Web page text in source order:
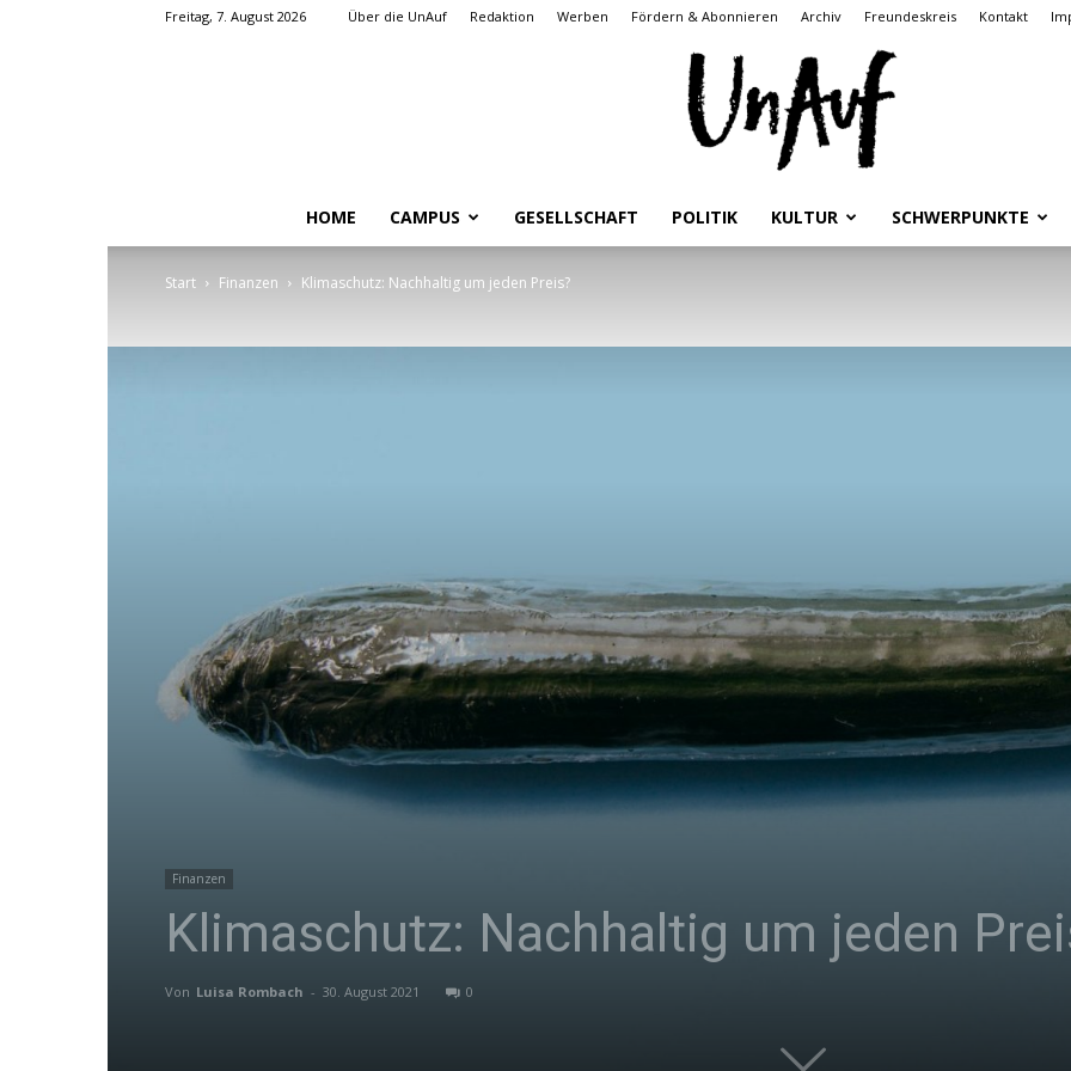
Freitag, 7. August 2026 Über die UnAuf Redaktion Werben Fördern & Abonnieren Archiv Freundeskreis Kontakt
Studierendenzeitung
HOME CAMPUS GESELLSCHAFT POLITIK KULTUR SCHWERPUNKTE
Start Finanzen Klimaschutz: Nachhaltig um jeden Preis?
Finanzen
Klimaschutz: Nachhaltig um jeden
Von Luisa Rombach - 30. August 2021 0